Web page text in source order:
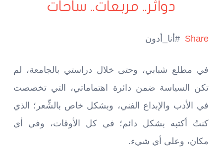
دوائر.. مربعات.. ساحات
Share #أنا_أدون
في مطلع شبابي، وحتى خلال دراستي بالجامعة، لم
تكن السياسة ضمن دائرة اهتماماتي، التي تخصصت
في الأدب والإبداع الفني، وبشكل خاص بالشِّعر؛ الذي
كنتُ أكتبه بشكل دائم؛ في كل الأوقات، وفي أي
مكان، وعلى أي شيء.